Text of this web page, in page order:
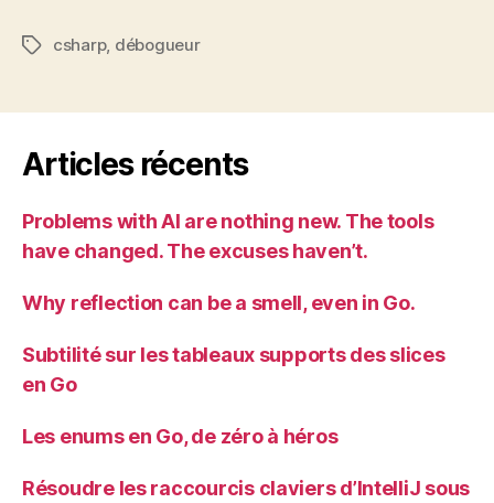
Étiquettes
csharp, débogueur
Articles récents
Problems with AI are nothing new. The tools
have changed. The excuses haven’t.
Why reflection can be a smell, even in Go.
Subtilité sur les tableaux supports des slices
en Go
Les enums en Go, de zéro à héros
Résoudre les raccourcis claviers d’IntelliJ sous